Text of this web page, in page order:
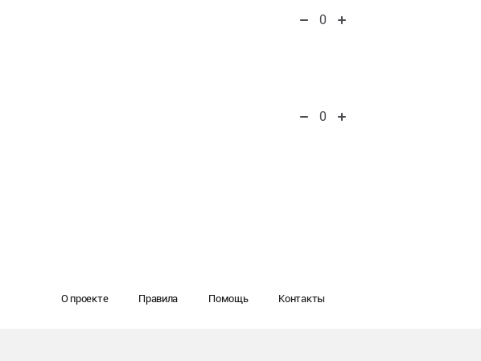
0
0
О проекте Правила Помощь Контакты